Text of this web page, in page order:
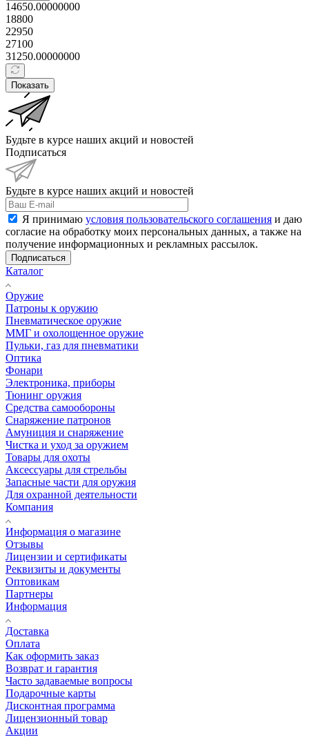
14650.00000000
18800
22950
27100
31250.00000000
Показать
Будьте в курсе наших акций и новостей
Подписаться
Будьте в курсе наших акций и новостей
Я принимаю условия пользовательского соглашения и даю
согласие на обработку моих персональных данных, а также на
получение информационных и рекламных рассылок.
Подписаться
Каталог
Оружие
Патроны к оружию
Пневматическое оружие
ММГ и охолощенное оружие
Пульки, газ для пневматики
Оптика
Фонари
Электроника, приборы
Тюнинг оружия
Средства самообороны
Снаряжение патронов
Амуниция и снаряжение
Чистка и уход за оружием
Товары для охоты
Аксессуары для стрельбы
Запасные части для оружия
Для охранной деятельности
Компания
Информация о магазине
Отзывы
Лицензии и сертификаты
Реквизиты и документы
Оптовикам
Партнеры
Информация
Доставка
Оплата
Как оформить заказ
Возврат и гарантия
Часто задаваемые вопросы
Подарочные карты
Дисконтная программа
Лицензионный товар
Акции